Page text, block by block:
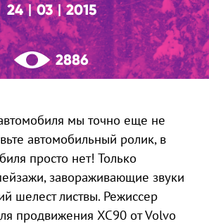
24|03|2015
2886
мы точно еще не
автомобильный ролик, в
просто нет! Только
завораживающие звуки
шелест листвы. Режиссер
продвижения XC90 от Volvo